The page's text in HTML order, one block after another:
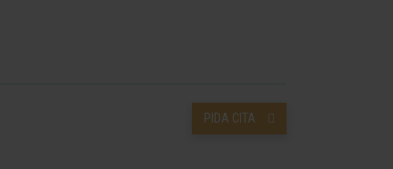
PIDA CITA